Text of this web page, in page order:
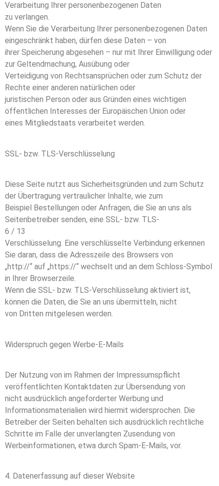
Verarbeitung Ihrer personenbezogenen Daten
zu verlangen.
Wenn Sie die Verarbeitung Ihrer personenbezogenen Daten
eingeschränkt haben, dürfen diese Daten – von
ihrer Speicherung abgesehen – nur mit Ihrer Einwilligung oder
zur Geltendmachung, Ausübung oder
Verteidigung von Rechtsansprüchen oder zum Schutz der
Rechte einer anderen natürlichen oder
juristischen Person oder aus Gründen eines wichtigen
öffentlichen Interesses der Europäischen Union oder
eines Mitgliedstaats verarbeitet werden.
SSL- bzw. TLS-Verschlüsselung
Diese Seite nutzt aus Sicherheitsgründen und zum Schutz
der Übertragung vertraulicher Inhalte, wie zum
Beispiel Bestellungen oder Anfragen, die Sie an uns als
Seitenbetreiber senden, eine SSL- bzw. TLS-
6 / 13
Verschlüsselung. Eine verschlüsselte Verbindung erkennen
Sie daran, dass die Adresszeile des Browsers von
„http://“ auf „https://“ wechselt und an dem Schloss-Symbol
in Ihrer Browserzeile.
Wenn die SSL- bzw. TLS-Verschlüsselung aktiviert ist,
können die Daten, die Sie an uns übermitteln, nicht
von Dritten mitgelesen werden.
Widerspruch gegen Werbe-E-Mails
Der Nutzung von im Rahmen der Impressumspflicht
veröffentlichten Kontaktdaten zur Übersendung von
nicht ausdrücklich angeforderter Werbung und
Informationsmaterialien wird hiermit widersprochen. Die
Betreiber der Seiten behalten sich ausdrücklich rechtliche
Schritte im Falle der unverlangten Zusendung von
Werbeinformationen, etwa durch Spam-E-Mails, vor.
4. Datenerfassung auf dieser Website